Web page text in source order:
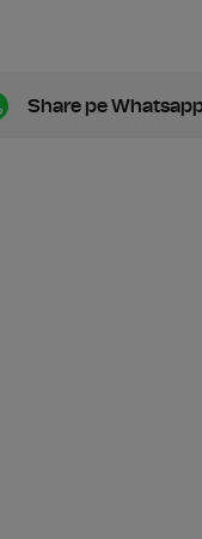
Share pe